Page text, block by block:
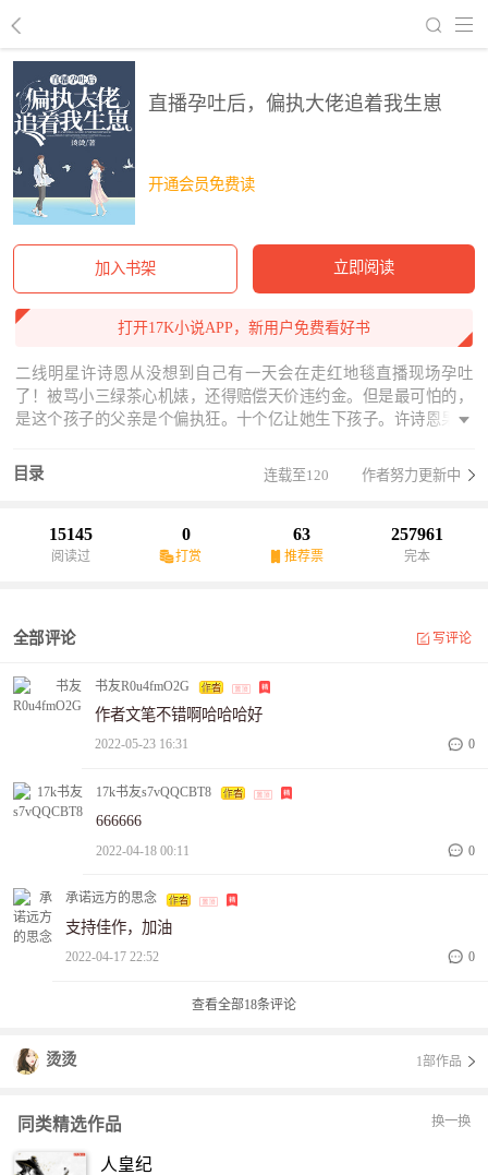
直播孕吐后，偏执大佬追着我生崽
开通会员免费读
加入书架 立即阅读
打开17K小说APP，新用户免费看好书
二线明星许诗恩从没想到自己有一天会在走红地毯直播现场孕吐
了！被骂小三绿茶心机婊，还得赔偿天价违约金。但是最可怕的，
是这个孩子的父亲是个偏执狂。十个亿让她生下孩子。许诗恩果断
已经没有关系了！”“老婆，我们现在可是合法夫妻！”
目录 连载至120 作者努力更新中
15145
阅读过
0
打赏
63
推荐票
257961
完本
全部评论 写评论
书友R0u4fmO2G
作者文笔不错啊哈哈哈好
2022-05-23 16:31 0
17k书友s7vQQCBT8
666666
2022-04-18 00:11 0
承诺远方的思念
支持佳作，加油
2022-04-17 22:52 0
查看全部18条评论
烫烫 1部作品
同类精选作品 换一换
人皇纪